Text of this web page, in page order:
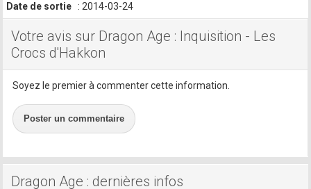
Date de sortie
: 2014-03-24
Votre avis sur Dragon Age : Inquisition - Les
Crocs d'Hakkon
Soyez le premier à commenter cette information.
Poster un commentaire
Dragon Age : dernières infos